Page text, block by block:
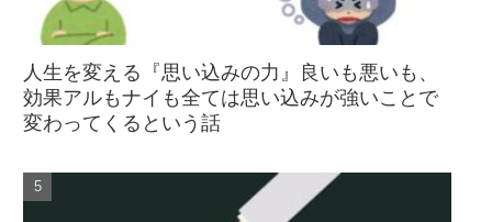
人生を変える『思い込みの力』良いも悪いも、
効果アルもナイも全ては思い込みが強いことで
変わってくるという話